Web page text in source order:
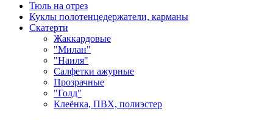
Тюль на отрез
Куклы полотенцедержатели, карманы
Скатерти
Жаккардовые
"Милан"
"Наиля"
Салфетки ажурные
Прозрачные
"Голд"
Клеёнка, ПВХ, полиэстер